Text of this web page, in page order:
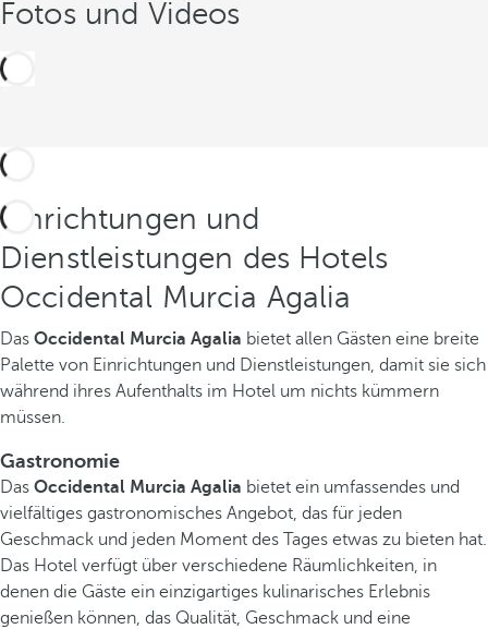
Fotos und Videos
Einrichtungen und
Dienstleistungen des Hotels
Occidental Murcia Agalia
Das Occidental Murcia Agalia bietet allen Gästen eine breite
Palette von Einrichtungen und Dienstleistungen, damit sie sich
während ihres Aufenthalts im Hotel um nichts kümmern
müssen.
Gastronomie
Das Occidental Murcia Agalia bietet ein umfassendes und
vielfältiges gastronomisches Angebot, das für jeden
Geschmack und jeden Moment des Tages etwas zu bieten hat.
Das Hotel verfügt über verschiedene Räumlichkeiten, in
denen die Gäste ein einzigartiges kulinarisches Erlebnis
genießen können, das Qualität, Geschmack und eine